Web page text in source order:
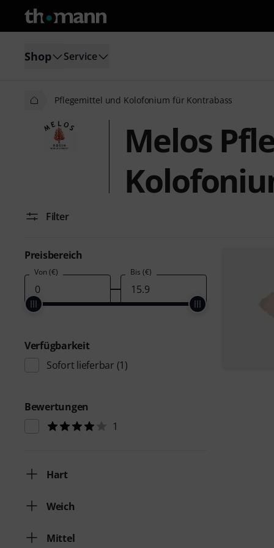
Shop Service
Pflegemittel und Kolofonium für Kontrabass
Melos
Filter
Preisbereich
Von (€) Bis (€)
Verfügbarkeit
Sofort lieferbar (1)
Bewertungen
1
Hart
Weich
Mittel